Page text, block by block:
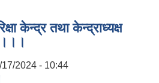
केन्द्र तथा केन्द्राध्यक्ष
2024 - 10:44